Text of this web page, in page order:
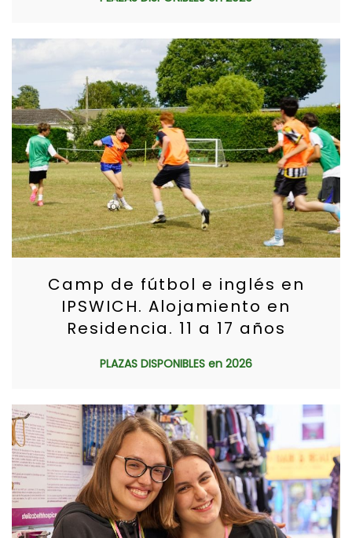
Camp de fútbol e inglés en
IPSWICH. Alojamiento en
Residencia. 11 a 17 años
PLAZAS DISPONIBLES en 2026